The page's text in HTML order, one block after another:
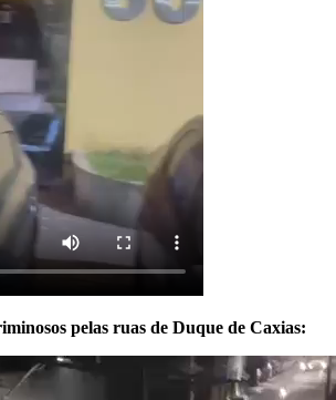
pelas ruas de Duque de Caxias: